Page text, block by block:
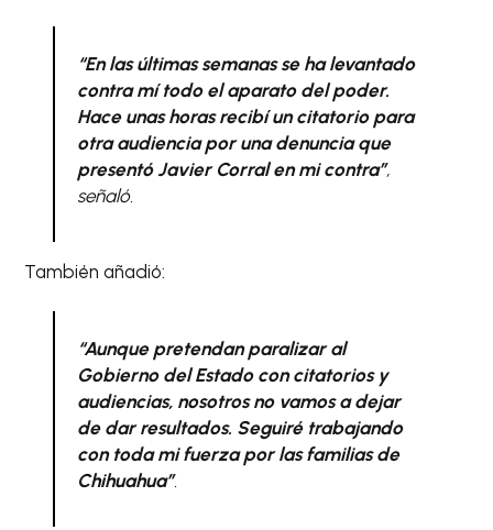
“En las últimas semanas se ha levantado
contra mí todo el aparato del poder.
Hace unas horas recibí un citatorio para
otra audiencia por una denuncia que
presentó Javier Corral en mi contra”,
señaló.
También añadió:
“Aunque pretendan paralizar al
Gobierno del Estado con citatorios y
audiencias, nosotros no vamos a dejar
de dar resultados. Seguiré trabajando
con toda mi fuerza por las familias de
Chihuahua”.